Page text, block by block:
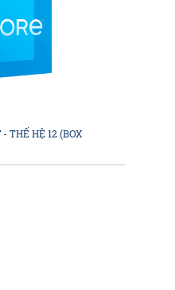
THẾ HỆ 12 (BOX